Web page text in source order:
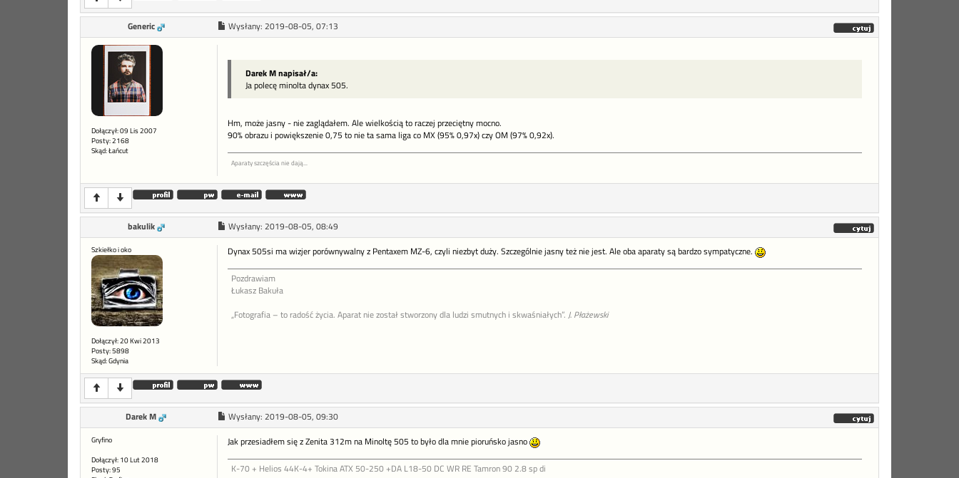
Generic Wysłany: 2019-08-05, 07:13
Dołączył: 09 Lis 2007
Posty: 2168
Skąd: Łańcut
Darek M napisał/a:
Ja polecę minolta dynax 505.
Hm, może jasny - nie zaglądałem. Ale wielkością to raczej przeciętny mocno.
90% obrazu i powiększenie 0,75 to nie ta sama liga co MX (95% 0,97x) czy OM (97% 0,92x).
Aparaty szczęścia nie dają...
bakulik Wysłany: 2019-08-05, 08:49
Szkiełko i oko
Dołączył: 20 Kwi 2013
Posty: 5898
Skąd: Gdynia
Dynax 505si ma wizjer porównywalny z Pentaxem MZ-6, czyli niezbyt duży. Szczególnie jasny też nie jest. Ale oba aparaty są bardzo sympatyczne.
Pozdrawiam
Łukasz Bakuła
„Fotografia – to radość życia. Aparat nie został stworzony dla ludzi smutnych i skwaśniałych”. J. Płażewski
Darek M Wysłany: 2019-08-05, 09:30
Gryfino
Dołączył: 10 Lut 2018
Posty: 95
Jak przesiadłem się z Zenita 312m na Minoltę 505 to było dla mnie pioruńsko jasno
K-70 + Helios 44K-4+ Tokina ATX 50-250 +DA L18-50 DC WR RE Tamron 90 2.8 sp di